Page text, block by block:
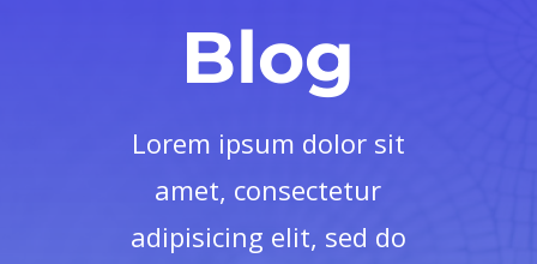
Blog
Lorem ipsum dolor sit
amet, consectetur
adipisicing elit, sed do